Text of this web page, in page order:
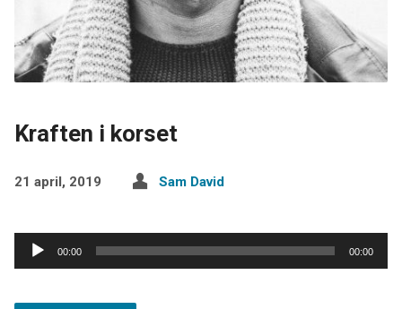
Kraften i korset
21 april, 2019 Sam David
Ljudspelare
00:00 00:00